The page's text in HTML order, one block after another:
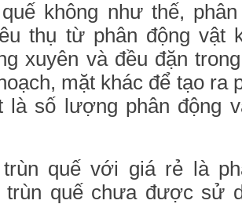
không như thế,
thụ từ phân động vật
xuyên và đều đặn
mặt khác để tạo ra
là số lượng phân động
trùn quế với giá rẻ là
trùn quế chưa được sử